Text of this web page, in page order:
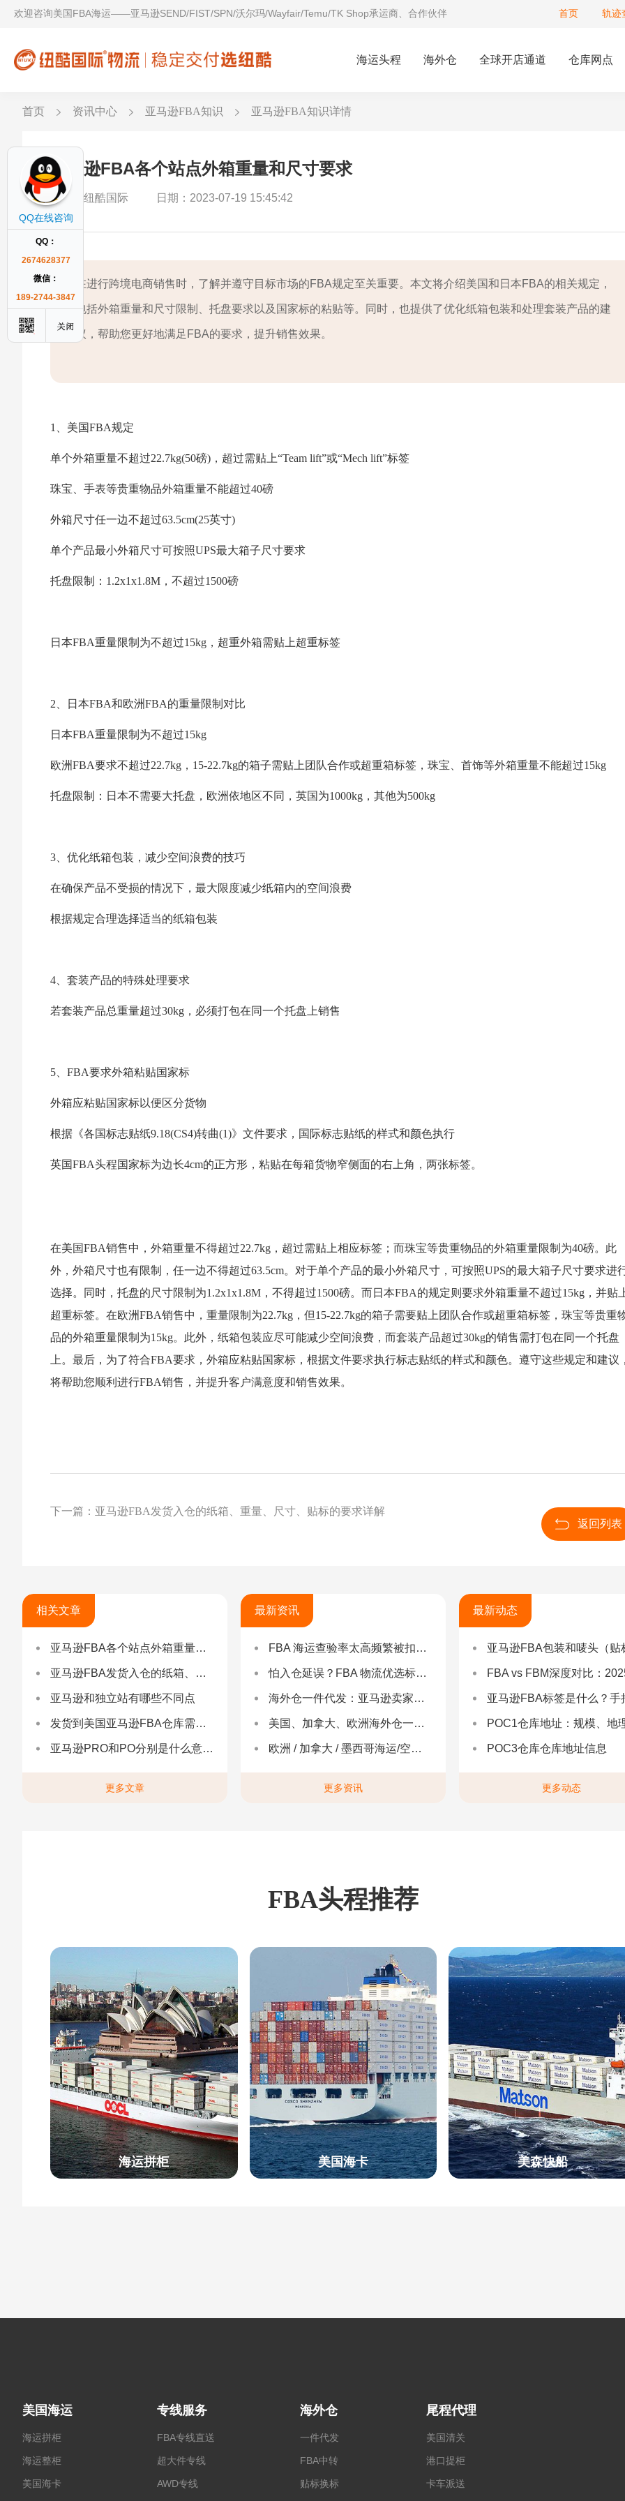
欢迎咨询美国FBA海运——亚马逊SEND/FIST/SPN/沃尔玛/Wayfair/Temu/TK Shop承运商、合作伙伴 首页 轨迹
海运头程 海外仓 全球开店通道 仓库网点
首页 资讯中心 亚马逊FBA知识 亚马逊FBA知识详情
亚马逊FBA各个站点外箱重量和尺寸要求
作者：纽酷国际 日期：2023-07-19 15:45:42
在进行跨境电商销售时，了解并遵守目标市场的FBA规定至关重要。本文将介绍美国和日本FBA的相关规定，
包括外箱重量和尺寸限制、托盘要求以及国家标的粘贴等。同时，也提供了优化纸箱包装和处理套装产品的建
议，帮助您更好地满足FBA的要求，提升销售效果。
1、美国FBA规定
单个外箱重量不超过22.7kg(50磅)，超过需贴上“Team lift”或“Mech lift”标签
珠宝、手表等贵重物品外箱重量不能超过40磅
外箱尺寸任一边不超过63.5cm(25英寸)
单个产品最小外箱尺寸可按照UPS最大箱子尺寸要求
托盘限制：1.2x1x1.8M，不超过1500磅
日本FBA重量限制为不超过15kg，超重外箱需贴上超重标签
2、日本FBA和欧洲FBA的重量限制对比
日本FBA重量限制为不超过15kg
欧洲FBA要求不超过22.7kg，15-22.7kg的箱子需贴上团队合作或超重箱标签，珠宝、首饰等外箱重量不能超过15kg
托盘限制：日本不需要大托盘，欧洲依地区不同，英国为1000kg，其他为500kg
3、优化纸箱包装，减少空间浪费的技巧
在确保产品不受损的情况下，最大限度减少纸箱内的空间浪费
根据规定合理选择适当的纸箱包装
4、套装产品的特殊处理要求
若套装产品总重量超过30kg，必须打包在同一个托盘上销售
5、FBA要求外箱粘贴国家标
外箱应粘贴国家标以便区分货物
根据《各国标志贴纸9.18(CS4)转曲(1)》文件要求，国际标志贴纸的样式和颜色执行
英国FBA头程国家标为边长4cm的正方形，粘贴在每箱货物窄侧面的右上角，两张标签。
在美国FBA销售中，外箱重量不得超过22.7kg，超过需贴上相应标签；而珠宝等贵重物品的外箱重量限制为40磅。此
外，外箱尺寸也有限制，任一边不得超过63.5cm。对于单个产品的最小外箱尺寸，可按照UPS的最大箱子尺寸要求进
选择。同时，托盘的尺寸限制为1.2x1x1.8M，不得超过1500磅。而日本FBA的规定则要求外箱重量不超过15kg，并贴
超重标签。在欧洲FBA销售中，重量限制为22.7kg，但15-22.7kg的箱子需要贴上团队合作或超重箱标签，珠宝等贵重
品的外箱重量限制为15kg。此外，纸箱包装应尽可能减少空间浪费，而套装产品超过30kg的销售需打包在同一个托盘
上。最后，为了符合FBA要求，外箱应粘贴国家标，根据文件要求执行标志贴纸的样式和颜色。遵守这些规定和建议，
将帮助您顺利进行FBA销售，并提升客户满意度和销售效果。
返回列表
下一篇：亚马逊FBA发货入仓的纸箱、重量、尺寸、贴标的要求详解
相关文章
亚马逊FBA各个站点外箱重量和尺寸要求
亚马逊FBA发货入仓的纸箱、重量、尺寸、贴标的要求详解
亚马逊和独立站有哪些不同点
发货到美国亚马逊FBA仓库需要注意什么？
亚马逊PRO和PO分别是什么意思，它们有什么区别？
更多文章
最新资讯
FBA 海运查验率太高频繁被扣货，如何选择低查验物流货代？
怕入仓延误？FBA 物流优选标准：自营仓 + 自有车队是核心硬指标
海外仓一件代发：亚马逊卖家合规履约与长效增长解决方案
美国、加拿大、欧洲海外仓一件代发
欧洲 / 加拿大 / 墨西哥海运/空运 | 多国海运一站式解决方案
更多资讯
最新动态
亚马逊FBA包装和唛头（贴标签）要求（2025最新详
FBA vs FBM深度对比：2025年卖家该如何选择？（附决策流程
亚马逊FBA标签是什么？手把手教你设置与避坑（附超全指
POC1仓库地址：规模、地理与优势分
POC3仓库仓库地址信息
更多动态
FBA头程推荐
海运拼柜 美国海卡 美森快船
美国海运
海运拼柜
海运整柜
美国海卡
专线服务
FBA专线直送
超大件专线
AWD专线
海外仓
一件代发
FBA中转
贴标换标
尾程代理
美国清关
港口提柜
卡车派送
QQ在线咨询
QQ：
2674628377
微信：
189-2744-3847